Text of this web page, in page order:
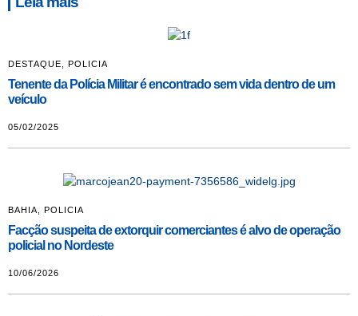
DESTAQUE, POLICIA
Tenente da Polícia Militar é encontrado sem vida dentro de um
veículo
05/02/2025
BAHIA POLICIA
Facção suspeita de extorquir comerciantes é alvo de operação
policial no Nordeste
10/06/2026